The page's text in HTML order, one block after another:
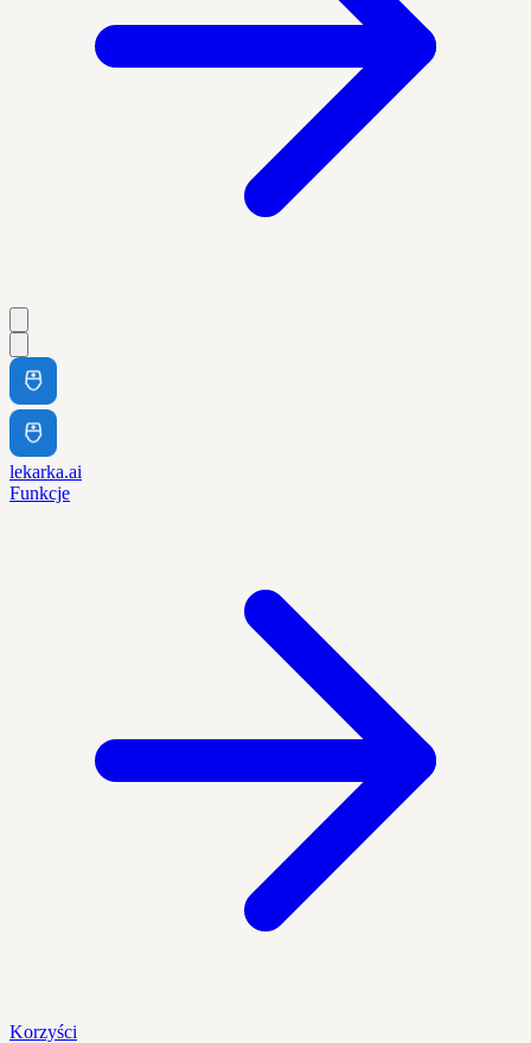
lekarka.ai
Funkcje
Korzyści